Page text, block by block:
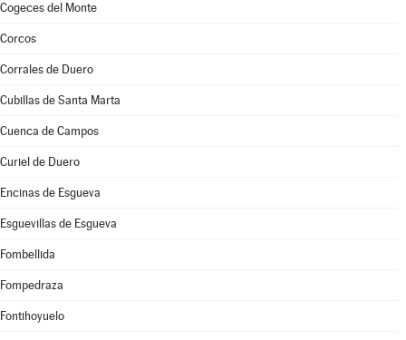
Cogeces del Monte
Corcos
Corrales de Duero
Cubillas de Santa Marta
Cuenca de Campos
Curiel de Duero
Encinas de Esgueva
Esguevillas de Esgueva
Fombellida
Fompedraza
Fontihoyuelo